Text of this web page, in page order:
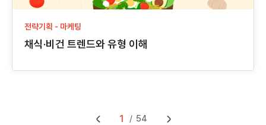
전략기획 - 마케팅
채식·비건 트렌드와 유형 이해
1 54